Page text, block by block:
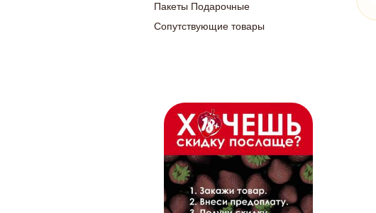
Пакеты Подарочные
Сопутствующие товары